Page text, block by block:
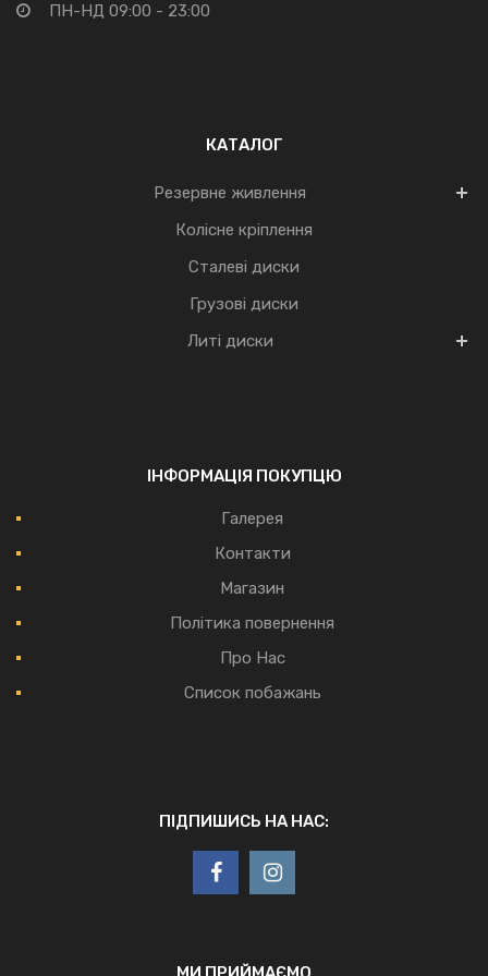
ПН-НД 09:00 - 23:00
КАТАЛОГ
Резервне живлення
Колісне кріплення
Сталеві диски
Грузові диски
Литі диски
ІНФОРМАЦІЯ ПОКУПЦЮ
Галерея
Контакти
Магазин
Політика повернення
Про Нас
Список побажань
ПІДПИШИСЬ НА НАС: